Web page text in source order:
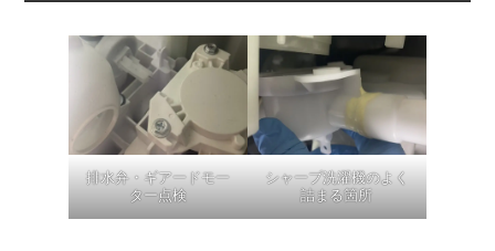
排水弁・ギアードモー
ター点検
シャープ洗濯機のよく
詰まる箇所